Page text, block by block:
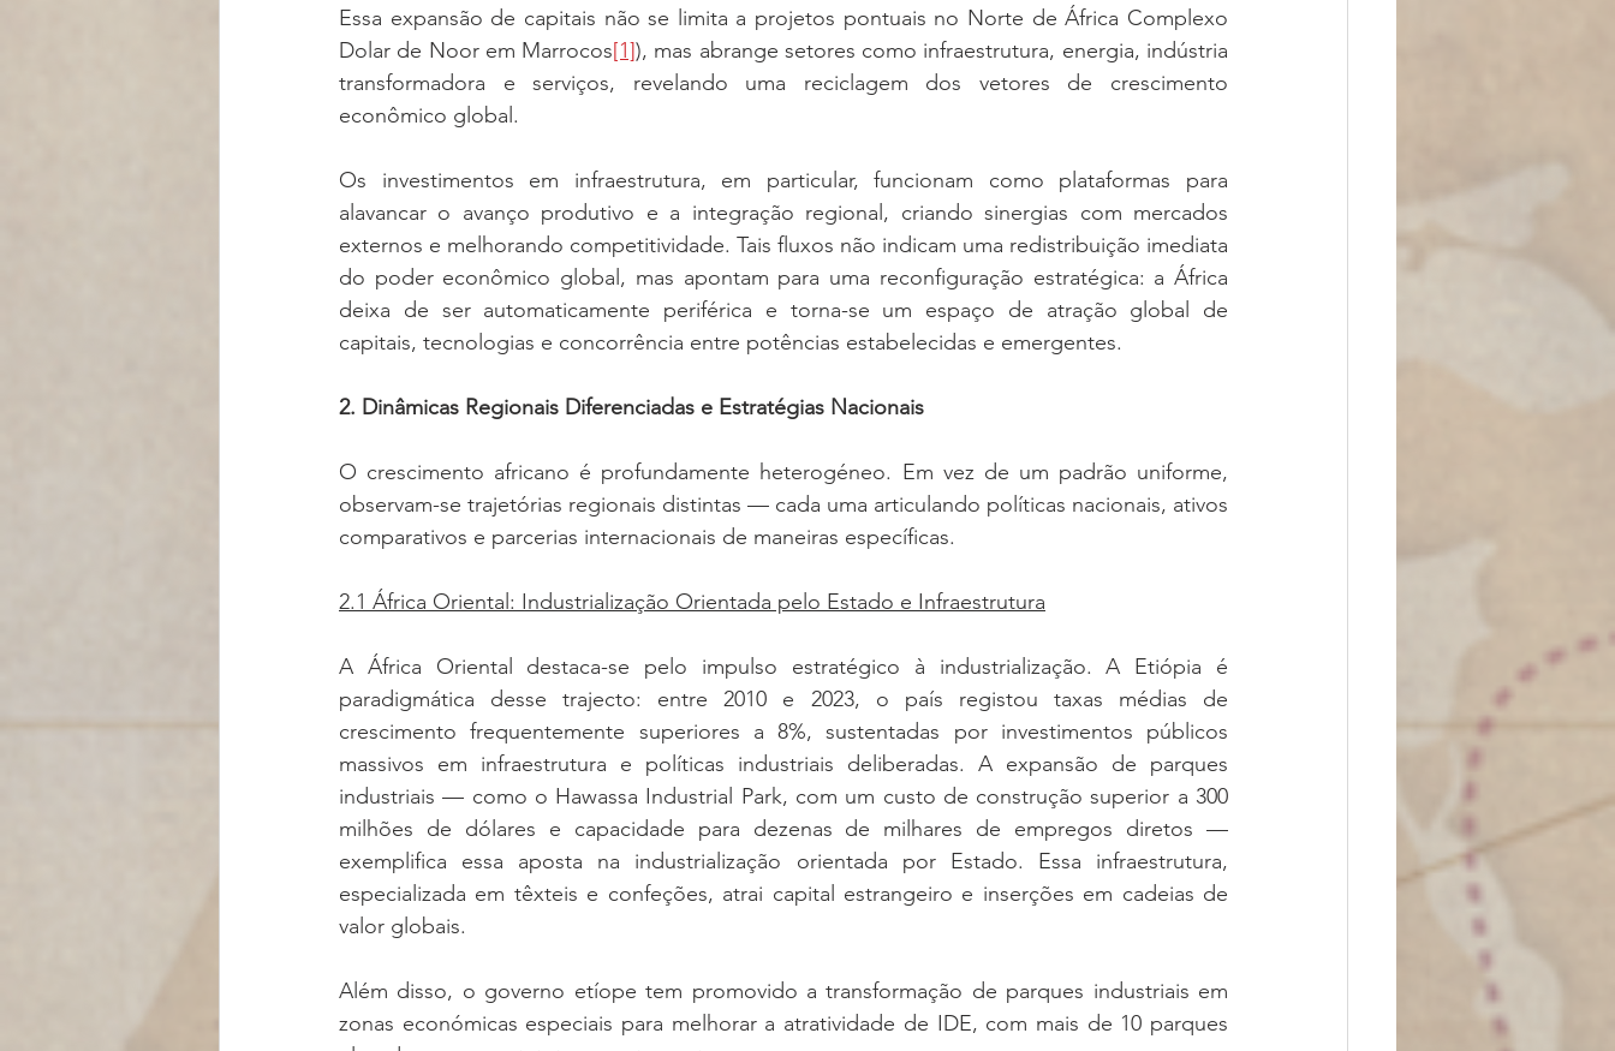
Essa expansão de capitais não se limita a projetos pontuais no Norte de África Complexo
Dolar de Noor em Marrocos[1]), mas abrange setores como infraestrutura, energia, indústria
transformadora e serviços, revelando uma reciclagem dos vetores de crescimento
econômico global.
Os investimentos em infraestrutura, em particular, funcionam como plataformas para
alavancar o avanço produtivo e a integração regional, criando sinergias com mercados
externos e melhorando competitividade. Tais fluxos não indicam uma redistribuição imediata
do poder econômico global, mas apontam para uma reconfiguração estratégica: a África
deixa de ser automaticamente periférica e torna-se um espaço de atração global de
capitais, tecnologias e concorrência entre potências estabelecidas e emergentes.
2. Dinâmicas Regionais Diferenciadas e Estratégias Nacionais
O crescimento africano é profundamente heterogéneo. Em vez de um padrão uniforme,
observam-se trajetórias regionais distintas — cada uma articulando políticas nacionais, ativos
comparativos e parcerias internacionais de maneiras específicas.
2.1 África Oriental: Industrialização Orientada pelo Estado e Infraestrutura
A África Oriental destaca-se pelo impulso estratégico à industrialização. A Etiópia é
paradigmática desse trajecto: entre 2010 e 2023, o país registou taxas médias de
crescimento frequentemente superiores a 8%, sustentadas por investimentos públicos
massivos em infraestrutura e políticas industriais deliberadas. A expansão de parques
industriais — como o Hawassa Industrial Park, com um custo de construção superior a 300
milhões de dólares e capacidade para dezenas de milhares de empregos diretos —
exemplifica essa aposta na industrialização orientada por Estado. Essa infraestrutura,
especializada em têxteis e confeções, atrai capital estrangeiro e inserções em cadeias de
valor globais.
Além disso, o governo etíope tem promovido a transformação de parques industriais em
zonas económicas especiais para melhorar a atratividade de IDE, com mais de 10 parques